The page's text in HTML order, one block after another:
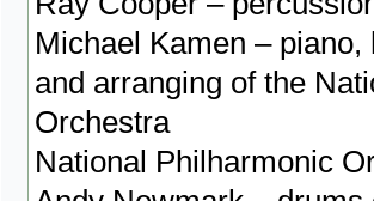
Michael Kamen –
and arranging of the
Orchestra
National Philharmonic